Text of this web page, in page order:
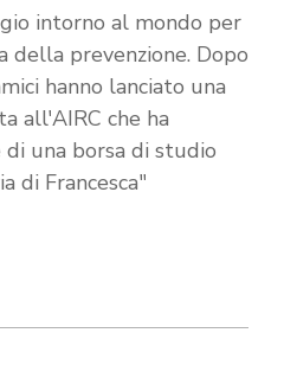
intorno al mondo per
della prevenzione. Dopo
hanno lanciato una
all'AIRC che ha
una borsa di studio
di Francesca"